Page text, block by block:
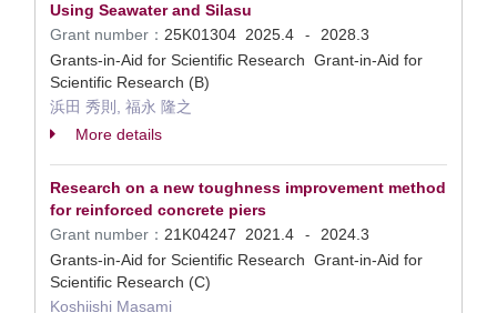
Using Seawater and Silasu
Grant number： 25K01304 2025.4 -
2028.3
Grants-in-Aid for Scientific Research Grant-in-Aid for
Scientific Research (B)
浜田 秀則, 福永 隆之
More details
Research on a new toughness improvement method
for reinforced concrete piers
Grant number： 21K04247 2021.4 -
2024.3
Grants-in-Aid for Scientific Research Grant-in-Aid for
Scientific Research (C)
Koshiishi Masami